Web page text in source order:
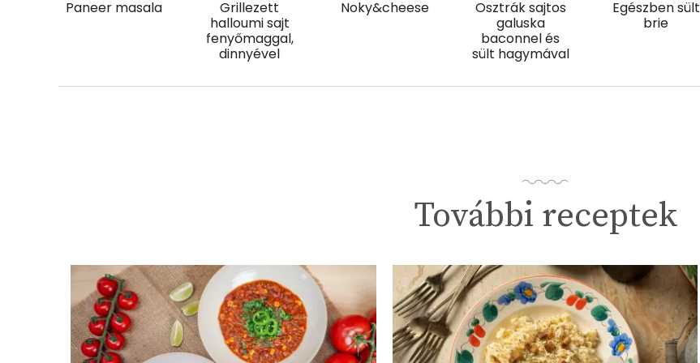
43 g
Összesen
0
A vitamin (RAE):
102 micro
B6 vitamin:
0 mg
Paneer masala
Grillezett
halloumi sajt
fenyőmaggal,
dinnyével
Noky&cheese
Osztrák sajtos
galuska
baconnel és
sült hagymával
Egészben sült
brie
További receptek